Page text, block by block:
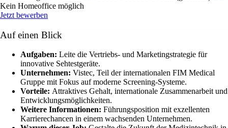
Kein Homeoffice möglich
Jetzt bewerben
Auf einen Blick
Aufgaben: Leite die Vertriebs- und Marketingstrategie für
innovative Sehtestgeräte.
Unternehmen: Vistec, Teil der internationalen FIM Medical
Gruppe mit Fokus auf moderne Screening-Systeme.
Vorteile: Attraktives Gehalt, internationale Zusammenarbeit und
Entwicklungsmöglichkeiten.
Weitere Informationen: Führungsposition mit exzellenten
Karrierechancen in einem wachsenden Unternehmen.